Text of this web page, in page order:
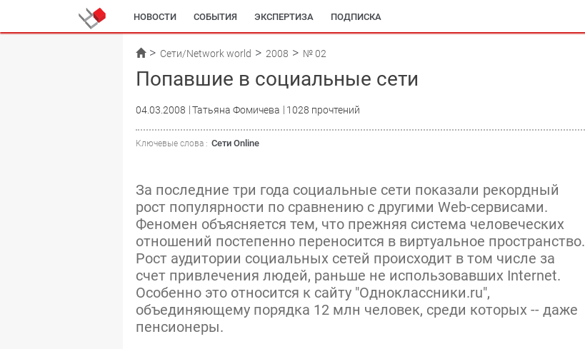
НОВОСТИ СОБЫТИЯ ЭКСПЕРТИЗА ПОДПИСКА
Сети/Network world 2008 № 02
Попавшие в социальные сети
04.03.2008 Татьяна Фомичева 1028 прочтений
Ключевые слова : Сети Online
За последние три года социальные сети показали рекордный
рост популярности по сравнению с другими Web-сервисами.
Феномен объясняется тем, что прежняя система человеческих
отношений постепенно переносится в виртуальное пространство.
Рост аудитории социальных сетей происходит в том числе за
счет привлечения людей, раньше не использовавших Internet.
Особенно это относится к сайту "Одноклассники.ru",
объединяющему порядка 12 млн человек, среди которых -- даже
пенсионеры.